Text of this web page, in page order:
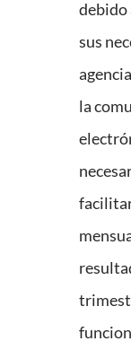
debido
sus
la